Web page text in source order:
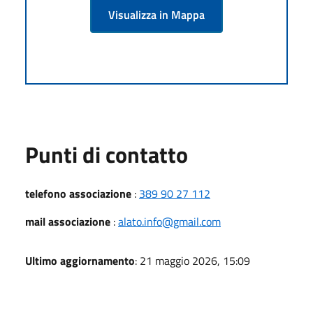
Visualizza in Mappa
Punti di contatto
telefono associazione : 389 90 27 112
mail associazione :alato.info@gmail.com
Ultimo aggiornamento: 21 maggio 2026, 15:09